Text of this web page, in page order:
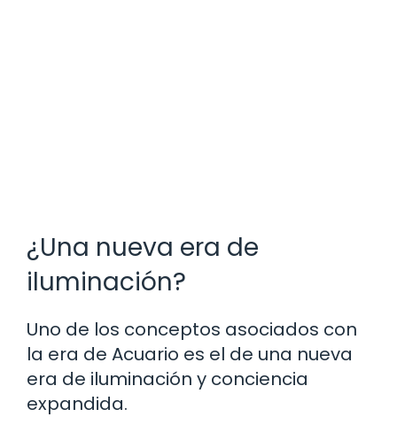
¿Una nueva era de
iluminación?
Uno de los conceptos asociados con
la era de Acuario es el de una nueva
era de iluminación y conciencia
expandida.